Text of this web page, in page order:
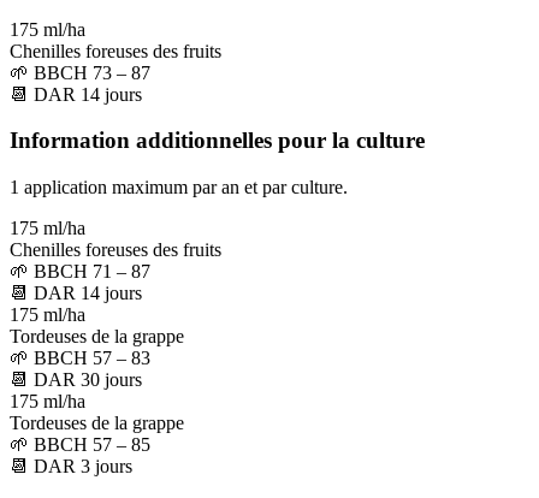
175 ml/ha
Chenilles foreuses des fruits
🌱 BBCH 73 – 87
📆 DAR 14 jours
Information additionnelles pour la culture
1 application maximum par an et par culture.
175 ml/ha
Chenilles foreuses des fruits
🌱 BBCH 71 – 87
📆 DAR 14 jours
175 ml/ha
Tordeuses de la grappe
🌱 BBCH 57 – 83
📆 DAR 30 jours
175 ml/ha
Tordeuses de la grappe
🌱 BBCH 57 – 85
📆 DAR 3 jours